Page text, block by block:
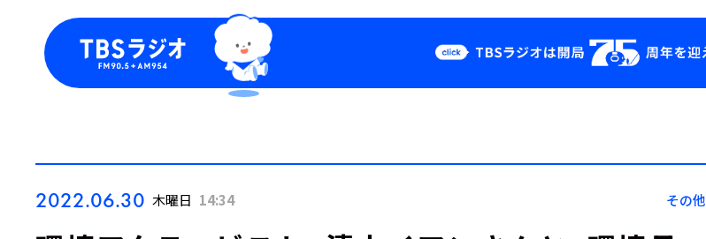
Podcast
YouTube
2022.06.30 木曜日 14:34 その他